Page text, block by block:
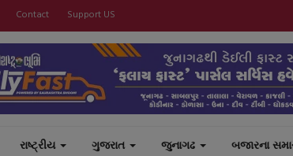
Contact Support US
રાષ્ટ્રીય ગુજરાત જુનાગઢ બજારના